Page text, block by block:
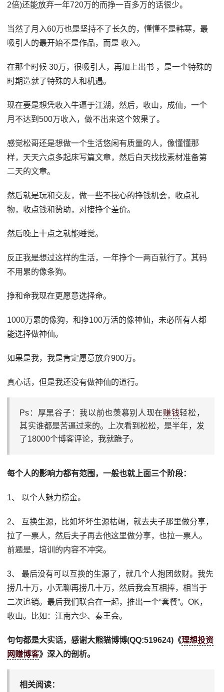
2倍)还能放弃一年720万的而挣一百多万的话很少。
当然了月入60万也是坚持不了长久的，懂懂不是韩寒，最
吸引人的最开始不是作品，而是 收入。
在那个时候 30万，很吸引人，再加上出书 ，是一个特殊的
时期造就了特殊的人和机遇。
现在要是想凭收入牛逼于江湖，然后，收山，成仙，一个
月不达到500万收入，做不出来这个效果了。
感觉松哥还是想做一个生活悠闲有质量的人，像懂懂那
样，天天六点多起床写篇文章，然后白天找找素材准备第
二天的文章。
然后就是玩和交友，做一些不操心的挣钱机会，收点礼
物，收点钱和赞助，对接挣个差价。
然后晚上十点之就能睡觉。
反正我是想过这样的生活，一年挣个一两百就行了。其码
不用累的像条狗。
挣和命我现在更愿意选择命。
1000万累的像狗，和挣100万活的像神仙，未必所有人都
能选择做神仙。
如果是我，我是肯定愿意放弃900万。
真心话，但是我还没有做神仙的道行。
Ps：厚黑谷子：我以前也羡慕别人现在赚钱轻松，
其实谁都是苦逼过来的。上次看到松松，是半年，发
了18000个博客评论，我就跪子。
每个人的影响力都有范围，一般也就上面三个阶段：
1、 以个人魅力捞金。
2、 互换生源，比如坏坏生源枯竭，就去夫子那里做分享，
拉了一票人，然后夫子再去他这里做分享，也拉一票人。
前题是，培训的内容不冲突。
3、 最后没有可以互换的生源了，就几个人抱团敛财。我先
捞几十万，小无聊再捞几十万，然后我会互相捧，相当于
二次追销。最后我们联合在一起，推出一个“套餐”。OK，
收山。比如：江南六少、秦王会。
句句都是大实话，感谢大熊猫博博(QQ:519624)《理想投资
网赚博客》深入的剖析。
相关阅读：